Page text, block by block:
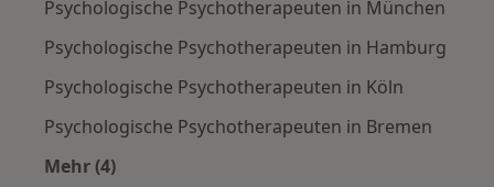
Psychologische Psychotherapeuten in München
Psychologische Psychotherapeuten in Hamburg
Psychologische Psychotherapeuten in Köln
Psychologische Psychotherapeuten in Bremen
Mehr (4)